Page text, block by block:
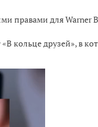
правами для Warner
кольце друзей», в